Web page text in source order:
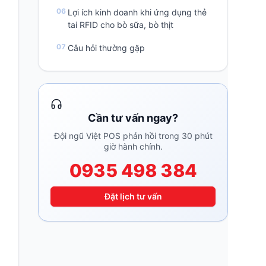
Lợi ích kinh doanh khi ứng dụng thẻ
tai RFID cho bò sữa, bò thịt
Câu hỏi thường gặp
Cần tư vấn ngay?
Đội ngũ Việt POS phản hồi trong 30 phút
giờ hành chính.
0935 498 384
Đặt lịch tư vấn